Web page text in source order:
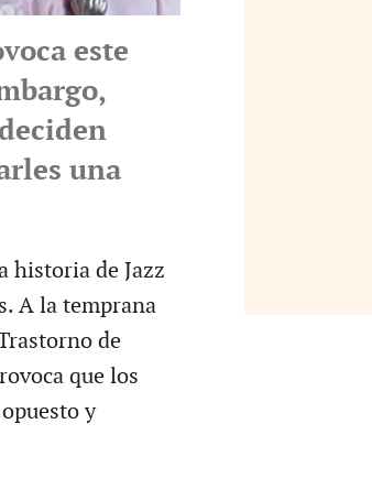
este
una
historia de Jazz
A la temprana
de
que los
y